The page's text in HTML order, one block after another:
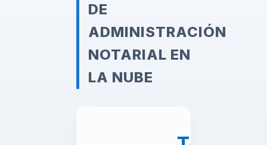
DE
ADMINISTRACIÓN
NOTARIAL EN
LA NUBE